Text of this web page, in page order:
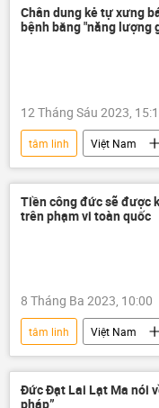
tôn giáo
Chân dung kẻ tự xưng
bệnh bằng "năng lượng
12 Tháng Sáu 2023,
tâm linh Việt Nam
chữa bệnh
Sức khoẻ
y tế
Tiền công đức sẽ được
trên phạm vi toàn quốc
8 Tháng Ba 2023, 10:00
tâm linh Việt Nam
Pháp luật
Đức Đạt Lai Lạt Ma nói
pháp”